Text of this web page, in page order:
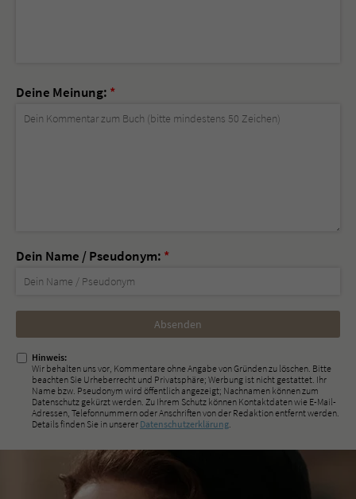
Deine Meinung: *
Dein Name / Pseudonym: *
Nicht
ausfüllen!
Hinweis:
Wir behalten uns vor, Kommentare ohne Angabe von Gründen zu löschen. Bitte
beachten Sie Urheberrecht und Privatsphäre; Werbung ist nicht gestattet. Ihr
Name bzw. Pseudonym wird öffentlich angezeigt; Nachnamen können zum
Datenschutz gekürzt werden. Zu Ihrem Schutz können Kontaktdaten wie E-Mail-
Adressen, Telefonnummern oder Anschriften von der Redaktion entfernt werden.
Details finden Sie in unserer Datenschutzerklärung.